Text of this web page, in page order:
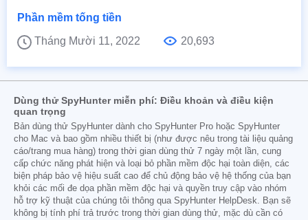
Phần mềm tống tiền
Tháng Mười 11, 2022
20,693
Dùng thử SpyHunter miễn phí: Điều khoản và điều kiện
quan trọng
Bản dùng thử SpyHunter dành cho SpyHunter Pro hoặc SpyHunter
cho Mac và bao gồm nhiều thiết bị (như được nêu trong tài liệu quảng
cáo/trang mua hàng) trong thời gian dùng thử 7 ngày một lần, cung
cấp chức năng phát hiện và loại bỏ phần mềm độc hại toàn diện, các
biện pháp bảo vệ hiệu suất cao để chủ động bảo vệ hệ thống của bạn
khỏi các mối đe dọa phần mềm độc hại và quyền truy cập vào nhóm
hỗ trợ kỹ thuật của chúng tôi thông qua SpyHunter HelpDesk. Bạn sẽ
không bị tính phí trả trước trong thời gian dùng thử, mặc dù cần có